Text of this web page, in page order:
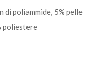
di poliammide, 5% pelle
poliestere